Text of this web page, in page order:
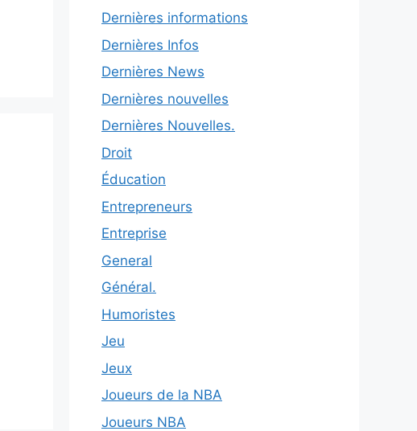
Dernières informations
Dernières Infos
Dernières News
Dernières nouvelles
Dernières Nouvelles.
Droit
Éducation
Entrepreneurs
Entreprise
General
Général.
Humoristes
Jeu
Jeux
Joueurs de la NBA
Joueurs NBA